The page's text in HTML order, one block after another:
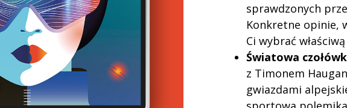
sprawdzonych
Konkretne opinie,
Ci wybrać
Światowa
z Timonem
gwiazdami